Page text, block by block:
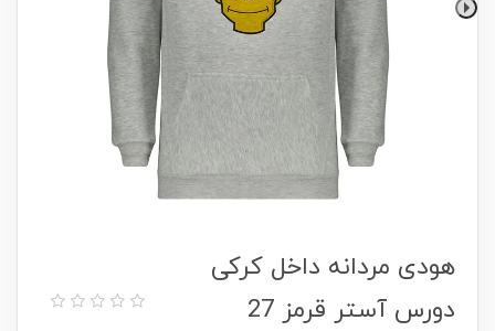
هودی مردانه داخل کرکی
دورس آستر قرمز 27